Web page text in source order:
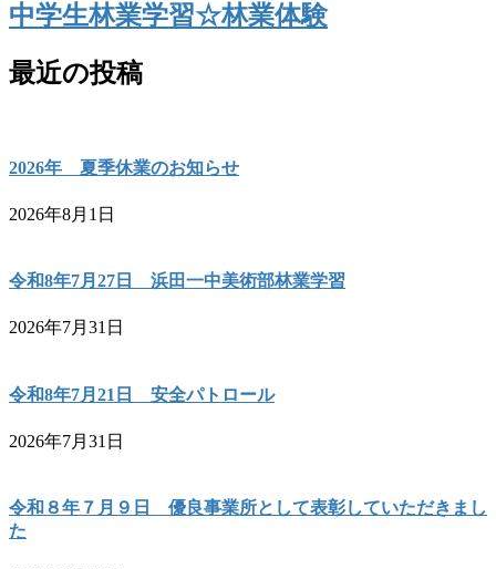
中学生林業学習☆林業体験
最近の投稿
2026年 夏季休業のお知らせ
2026年8月1日
令和8年7月27日 浜田一中美術部林業学習
2026年7月31日
令和8年7月21日 安全パトロール
2026年7月31日
令和８年７月９日 優良事業所として表彰していただきまし
た